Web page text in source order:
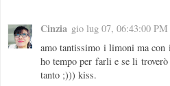
Cinzia gio lug 07, 06:43:00 PM
amo tantissimo i limoni ma con
ho tempo per farli e se li
tanto ;))) kiss.